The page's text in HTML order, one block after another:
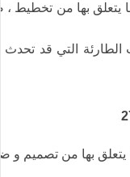
يتعلق بها من تخطيط ،
الطارئة التي قد تحدث
يتعلق بها من تصميم و